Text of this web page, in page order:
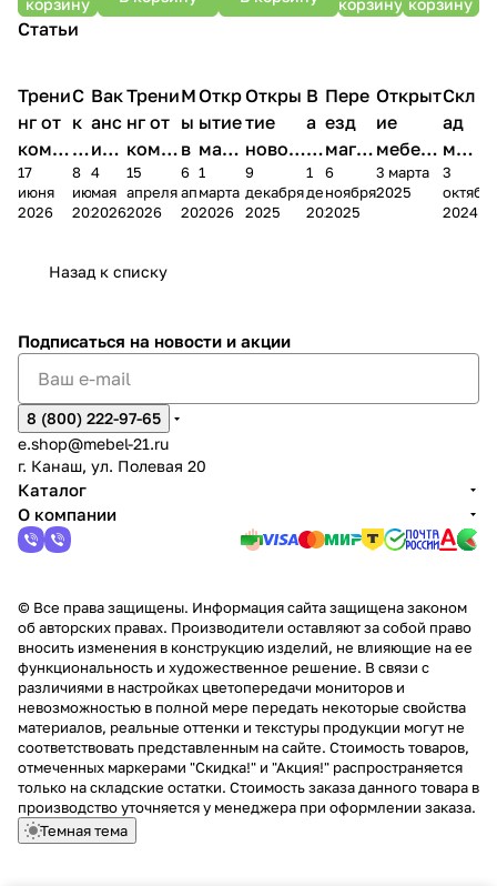
Статьи
Трени
нг от
комп
ании
Мело
17
июня
2026
С
к
и
д
к
2
8
июня
2026
Вак
анс
ия в
Чеб
окс
4
мая
2026
Трени
нг от
комп
ании
Мело
15
апреля
2026
М
ы
в
М
А
6
апреля
2026
Откр
ытие
мага
зина
в
1
марта
2026
Откры
тие
новог
о
магаз
9
декабря
2025
В
а
к
а
н
1
декабря
2025
Пере
езд
магаз
ина в
г.
6
ноября
2025
Открыт
ие
мебель
ного
салона
3 марта
2025
Скл
ад
меб
ели
пер
3
2024
Назад к списку
Подписаться на новости и акции
8 (800) 222-97-65
e.shop@mebel-21.ru
г. Канаш, ул. Полевая 20
Каталог
О компании
© Все права защищены. Информация сайта защищена законом
об авторских правах. Производители оставляют за собой право
вносить изменения в конструкцию изделий, не влияющие на ее
функциональность и художественное решение. В связи с
различиями в настройках цветопередачи мониторов и
невозможностью в полной мере передать некоторые свойства
материалов, реальные оттенки и текстуры продукции могут не
соответствовать представленным на сайте. Стоимость товаров,
отмеченных маркерами "Скидка!" и "Акция!" распространяется
только на складские остатки. Стоимость заказа данного товара в
производство уточняется у менеджера при оформлении заказа.
Темная тема